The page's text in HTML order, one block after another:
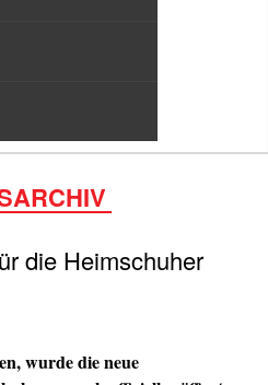
die Heimschuher
wurde die neue